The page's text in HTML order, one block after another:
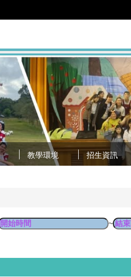
教學環境 招生資訊
~